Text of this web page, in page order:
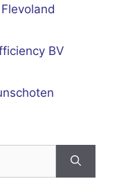
Flevoland
BV